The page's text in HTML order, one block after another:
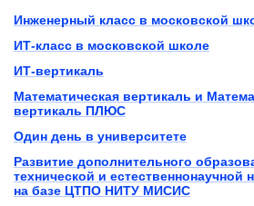
Инженерный класс в московской
ИТ-класс в московской школе
ИТ-вертикаль
Математическая вертикаль и
вертикаль ПЛЮС
Один день в университете
Развитие дополнительного
технической и естественнонаучной
на базе ЦТПО НИТУ МИСИС